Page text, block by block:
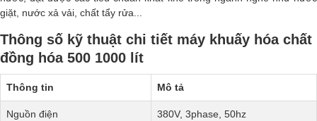
giặt, nước xả vải, chất tẩy rửa...
Thông số kỹ thuật chi tiết máy khuấy hóa chất
đồng hóa 500 1000 lít
Thông tin Mô tả
Nguồn điện 380V, 3phase, 50hz